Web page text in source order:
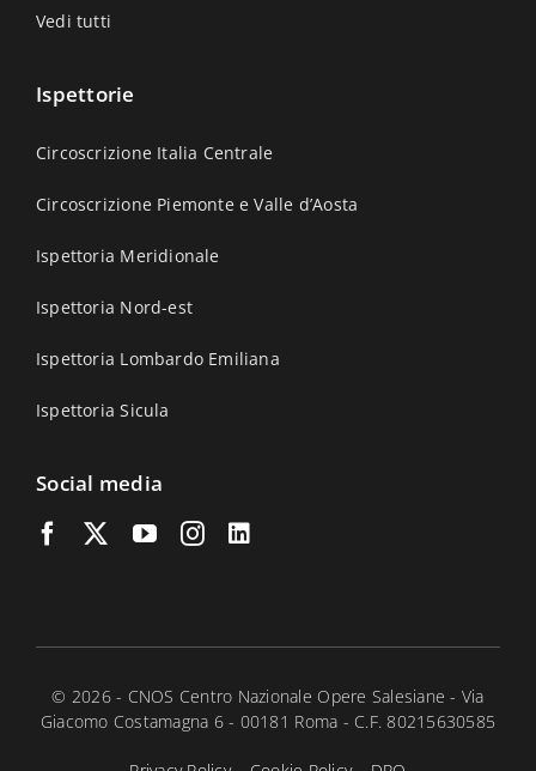
Vedi tutti
Ispettorie
Circoscrizione Italia Centrale
Circoscrizione Piemonte e Valle d’Aosta
Ispettoria Meridionale
Ispettoria Nord-est
Ispettoria Lombardo Emiliana
Ispettoria Sicula
Social media
© 2026 - CNOS Centro Nazionale Opere Salesiane - Via
Giacomo Costamagna 6 - 00181 Roma - C.F. 80215630585